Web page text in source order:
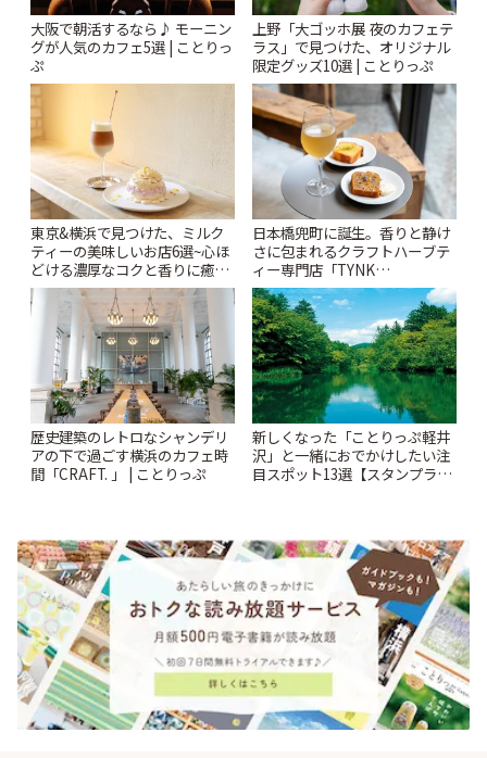
大阪で朝活するなら♪ モーニン
グが人気のカフェ5選 | ことりっ
ぷ
上野「大ゴッホ展 夜のカフェテ
ラス」で見つけた、オリジナル
限定グッズ10選 | ことりっぷ
東京&横浜で見つけた、ミルク
ティーの美味しいお店6選~心ほ
どける濃厚なコクと香りに癒や
されるティータイム~ | ことりっ
ぷ
日本橋兜町に誕生。香りと静け
さに包まれるクラフトハーブテ
ィー専門店「TYNK
Kabutocho」 | ことりっぷ
歴史建築のレトロなシャンデリ
アの下で過ごす横浜のカフェ時
間「CRAFT. 」 | ことりっぷ
新しくなった「ことりっぷ軽井
沢」と一緒におでかけしたい注
目スポット13選【スタンプラリ